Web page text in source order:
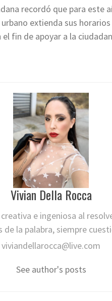
recordó que para este
extienda sus
fin de apoyar a la
Vivian Della Rocca
e ingeniosa al
de la palabra, siempre
viviandellarocca@live.com
See author's posts